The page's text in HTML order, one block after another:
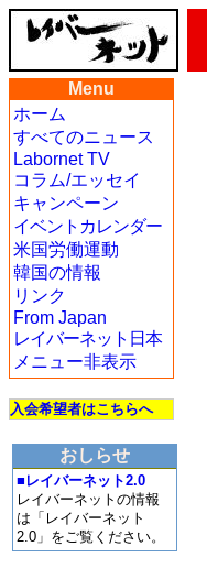
Menu
ホーム
すべてのニュース
Labornet TV
コラム/エッセイ
キャンペーン
イベントカレンダー
米国労働運動
韓国の情報
リンク
From Japan
レイバーネット日本
メニュー非表示
入会希望者はこちらへ
おしらせ
■レイバーネット2.0
レイバーネットの情報
は「レイバーネット
2.0」をご覧ください。